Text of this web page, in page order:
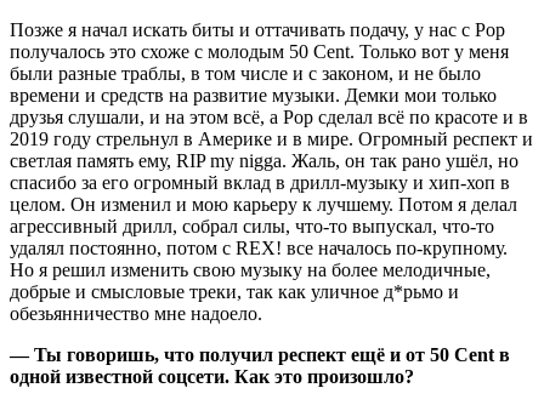
Позже я начал искать биты и оттачивать подачу, у нас с Pop
получалось это схоже с молодым 50 Cent. Только вот у меня
были разные траблы, в том числе и с законом, и не было
времени и средств на развитие музыки. Демки мои только
друзья слушали, и на этом всё, а Pop сделал всё по красоте и в
2019 году стрельнул в Америке и в мире. Огромный респект и
светлая память ему, RIP my nigga. Жаль, он так рано ушёл, но
спасибо за его огромный вклад в дрилл-музыку и хип-хоп в
целом. Он изменил и мою карьеру к лучшему. Потом я делал
агрессивный дрилл, собрал силы, что-то выпускал, что-то
удалял постоянно, потом с REX! все началось по-крупному.
Но я решил изменить свою музыку на более мелодичные,
добрые и смысловые треки, так как уличное д*рьмо и
обезьянничество мне надоело.
— Ты говоришь, что получил респект ещё и от 50 Cent в
одной известной соцсети. Как это произошло?